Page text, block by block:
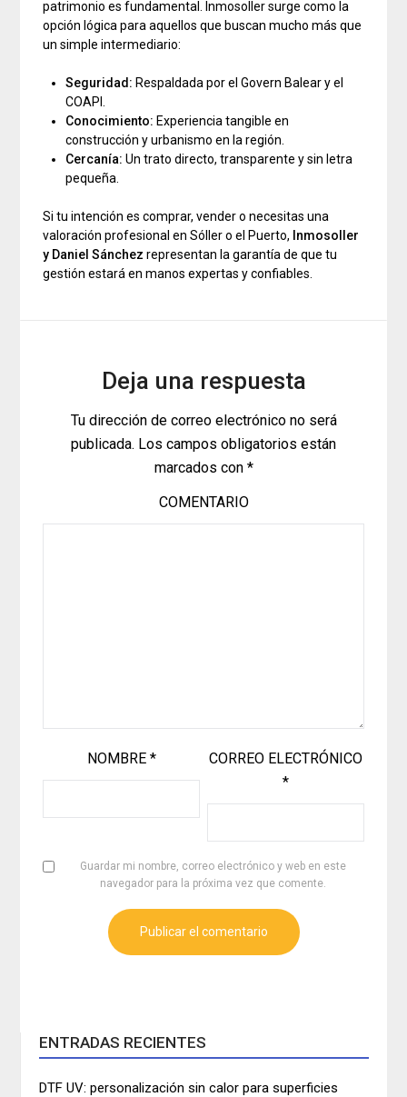
patrimonio es fundamental. Inmosoller surge como la
opción lógica para aquellos que buscan mucho más que
un simple intermediario:
Seguridad: Respaldada por el Govern Balear y el
COAPI.
Conocimiento: Experiencia tangible en
construcción y urbanismo en la región.
Cercanía: Un trato directo, transparente y sin letra
pequeña.
Si tu intención es comprar, vender o necesitas una
valoración profesional en Sóller o el Puerto, Inmosoller
y Daniel Sánchez representan la garantía de que tu
gestión estará en manos expertas y confiables.
Deja una respuesta
Tu dirección de correo electrónico no será
publicada. Los campos obligatorios están
marcados con *
COMENTARIO
NOMBRE *
CORREO ELECTRÓNICO
*
Guardar mi nombre, correo electrónico y web en este
navegador para la próxima vez que comente.
ENTRADAS RECIENTES
DTF UV: personalización sin calor para superficies